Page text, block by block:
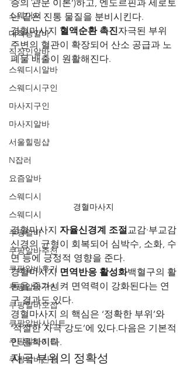
스웨디시
대학생알바
직장인알바
스웨디시알바
스웨디시구인
마사지구인
마사지알바
서울힐링샵
N잡러
요즘알바
스웨디시
스웨디시
쿠팡알바
쿠팡알바추천
쿠팡알바후기
쿠팡알바구인
쿠팡알바모집
쿠팡알바사이트
쿠팡알바지원
쿠팡알바신청
증의 관문 이론’)하고, 엔도르핀과 세로토
닌 같은 진통 물질을 분비시킨다.
경혈마사지 혈액순환 촉진자극된 부위
주변의 혈관이 확장되어 산소 공급과 노
폐물 배출이 원활해진다.
경혈마사지
경혈마사지 자율신경계 조절교감·부교감
신경의 균형이 회복되어 심박수, 소화, 수
면 등에 긍정적 영향을 준다.
경혈마사지 면역반응 활성화백혈구의 활
동을 증가시켜 면역력이 강화된다는 연
구 결과도 있다.
경혈마사지 의 핵심은 ‘정확한 부위’와
‘적절한 자극 강도’에 있다.다음은 기본적
인 원칙이다.
자극 부위의 정확성